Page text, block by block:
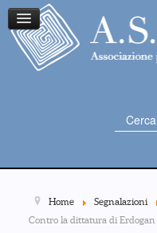
Cerca...
Home
Segnalazioni
Contro la dittatura di